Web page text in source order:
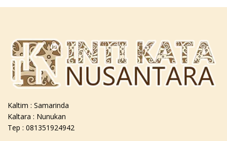
Kaltim : Samarinda
Kaltara : Nunukan
Tep : 081351924942